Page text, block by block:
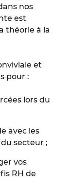
nos
est
théorie à la
et
pour :
lors du
avec les
secteur ;
vos
RH de